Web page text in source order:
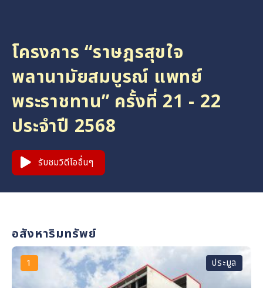
โครงการ “ราษฎรสุขใจ
พลานามัยสมบูรณ์ แพทย์
พระราชทาน” ครั้งที่ 21 - 22
ประจำปี 2568
รับชมวิดีโออื่นๆ
อสังหาริมทรัพย์
1 ประมูล
2 ประมูล
3 ประมูล
4 ประมูล